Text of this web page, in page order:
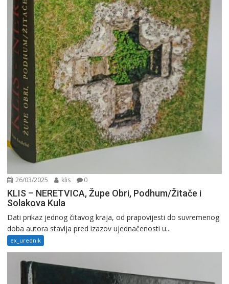
26/03/2025 klis 0
KLIS – NERETVICA, Župe Obri, Podhum/Žitače i
Solakova Kula
Dati prikaz jednog čitavog kraja, od prapovijesti do suvremenog
doba autora stavlja pred izazov ujednačenosti u...
ex_urednik